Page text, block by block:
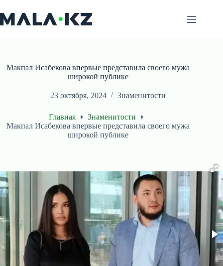
к
сути
Макпал Исабекова впервые представила своего мужа
широкой публике
23 октября, 2024 Знаменитости
Главная
Знаменитости
Макпал Исабекова впервые представила своего мужа
широкой публике